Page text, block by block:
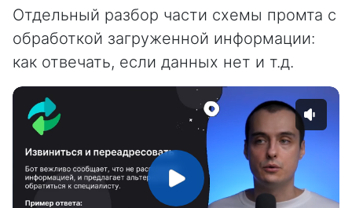
Отдельный разбор части схемы промта с
обработкой загруженной информации:
как отвечать, если данных нет и т.д.